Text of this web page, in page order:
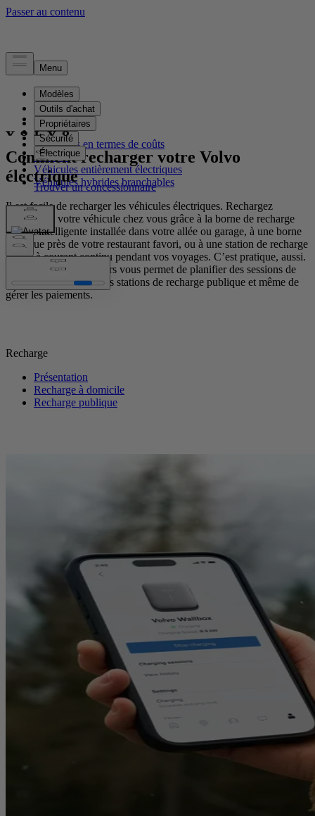
Electrification
Présentation
Recharge​
Avantages en termes de coûts
Batterie
Véhicules entièrement électriques
Véhicules hybrides branchables
Comment recharger votre Volvo
électrique
Il est facile de recharger les véhicules électriques. Rechargez
rapidement votre véhicule chez vous grâce à la borne de recharge
murale intelligente installée dans votre allée ou garage, à une borne
publique près de votre restaurant favori, ou à une station de recharge
rapide à courant continu pendant vos voyages. C’est pratique, aussi.
L’application Volvo Cars vous permet de planifier des sessions de
recharge, de localiser les stations de recharge publique et même de
gérer les paiements.​
Recharge
Présentation
Recharge à domicile
Recharge publique